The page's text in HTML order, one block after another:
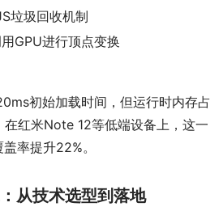
垃圾回收机制
用GPU进行顶点变换
初始加载时间，但运行时内存占
红米Note 12等低端设备上，这一
率提升22%。
从技术选型到落地